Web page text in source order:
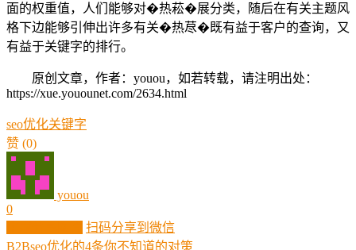
面的权重值，人们能够对�热菘�展分类，随后在有关主题风
格下边能够引伸出许多有关�热荩�既有益于客户的查询，又
有益于关键字的排行。
原创文章，作者：youou，如若转载，请注明出处：
https://xue.youounet.com/2634.html
seo优化关键字
赞 (0)
youou
0
扫码分享到微信
B2Bseo优化的4条你不知道的对策